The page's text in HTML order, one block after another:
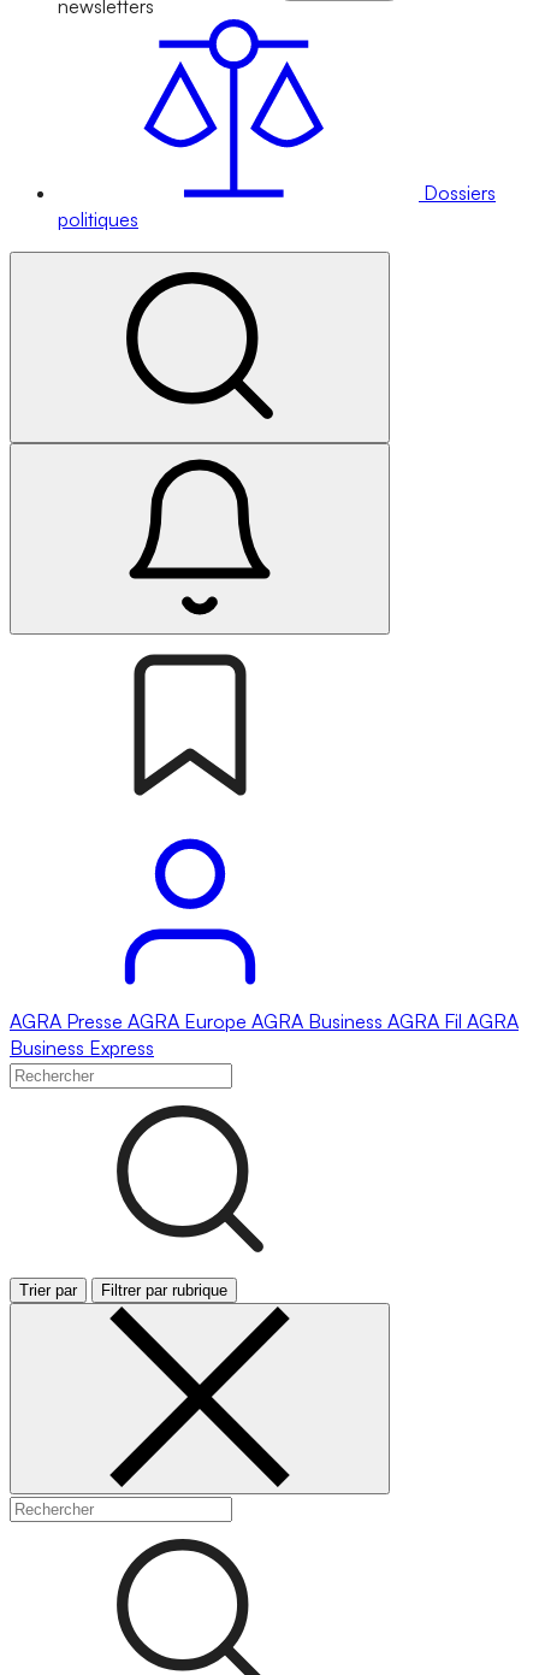
newsletters
Dossiers
politiques
AGRA Presse AGRA Europe AGRA Business AGRA Fil AGRA
Business Express
Trier par Filtrer par rubrique